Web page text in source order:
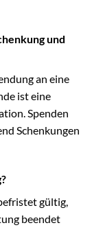
und
an eine
ist eine
Spenden
Schenkungen
gültig,
beendet